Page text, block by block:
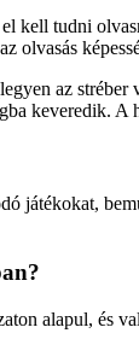
kell tudni
az
keveredik.
játékokat,
alapul, és